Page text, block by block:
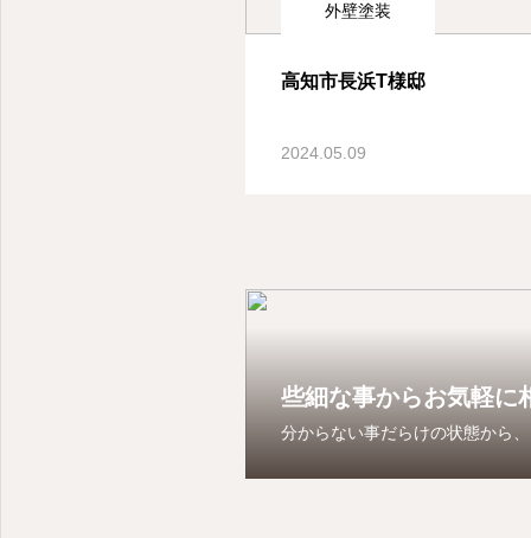
外壁塗装
高知市長浜T様邸
2024.05.09
些細な事からお気軽に
分からない事だらけの状態から